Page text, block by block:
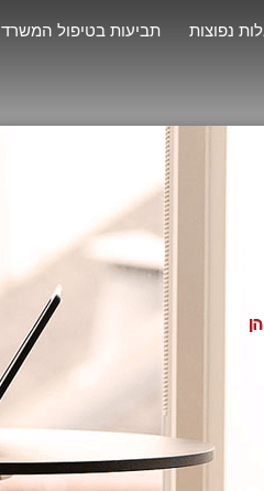
נפוצות תביעות בטיפול המשרד